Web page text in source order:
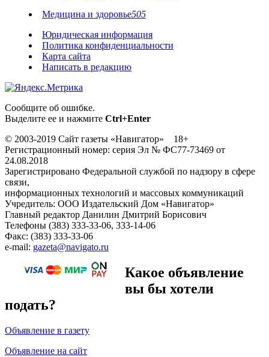
Медицина и здоровье505
Юридическая информация
Политика конфиденциальности
Карта сайта
Написать в редакцию
Сообщите об ошибке.
Выделите ее и нажмите Ctrl+Enter
© 2003-2019 Сайт газеты «Навигатор» 18+
Регистрационный номер: серия Эл № ФС77-73469 от
24.08.2018
Зарегистрировано Федеральной службой по надзору в сфере
связи,
информационных технологий и массовых коммуникаций
Учредитель: ООО Издательский Дом «Навигатор»
Главный редактор Данилин Дмитрий Борисович
Телефоны (383) 333-33-06, 333-14-06
Факс: (383) 333-33-06
e-mail: gazeta@navigato.ru
Какое объявление
вы бы хотели
подать?
Объявление в газету
Объявление на сайт